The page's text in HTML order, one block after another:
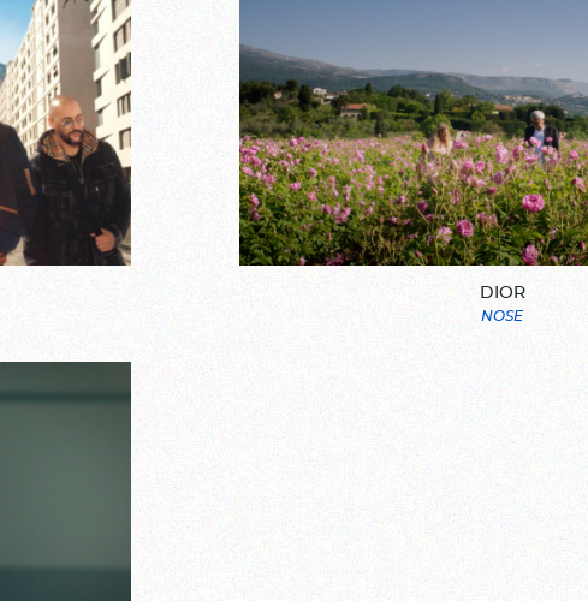
DIOR
NOSE